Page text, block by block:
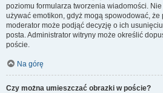
poziomu formularza tworzenia wiadomości.
używać emotikon, gdyż mogą spowodować, że
moderator może podjąć decyzję o ich
posta. Administrator witryny może określić
poście.
Na górę
Czy można umieszczać obrazki w poście?